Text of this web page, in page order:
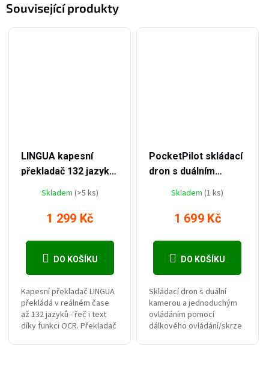
Související produkty
LINGUA kapesní
překladač 132 jazyků
Skladem (>5 ks)
1 299 Kč
DO KOŠÍKU
Kapesní překladač LINGUA
překládá v reálném čase
až 132 jazyků - řeč i text
díky funkci OCR. Překladač
PocketPilot skládací
dron s duálním
Skladem(1 ks)
1 699 Kč
DO KOŠÍKU
Skládací dron s duální
kamerou a jednoduchým
ovládáním pomocí
dálkového ovládání/skrze